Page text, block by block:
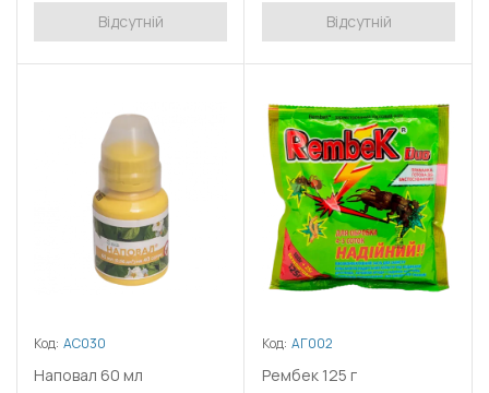
Відсутній Відсутній
Код: АС030
Наповал 60 мл
Код: АГ002
Рембек 125 г